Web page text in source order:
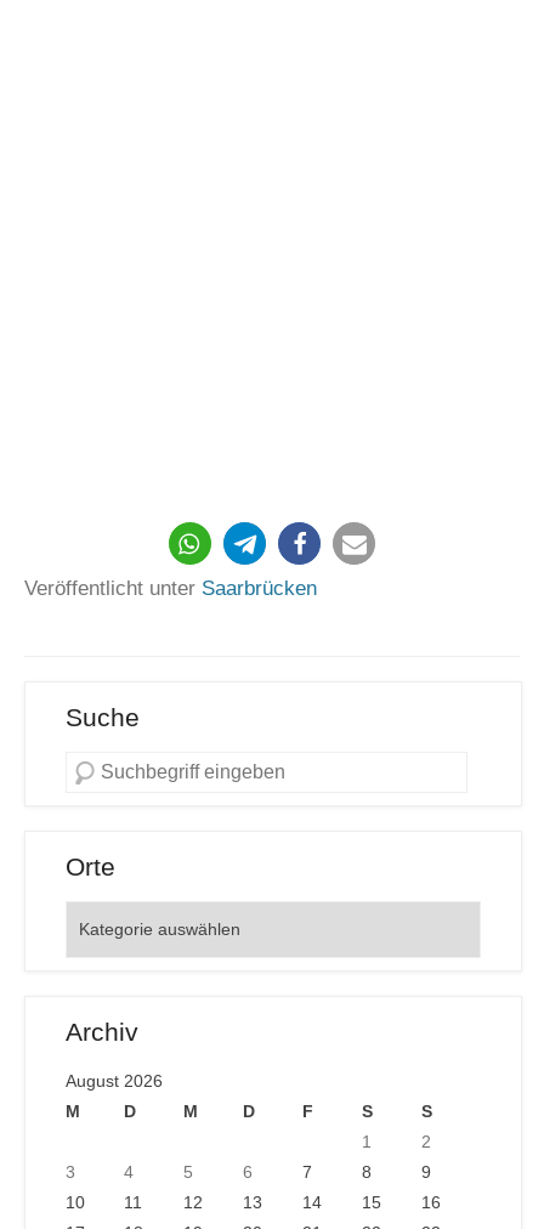
161
Veröffentlicht unter Saarbrücken
Suche
Orte
Archiv
August 2026
M
D M D F S
S
1
2
3
4 5 6 7 8
9
10
11 12 13 14 15
16